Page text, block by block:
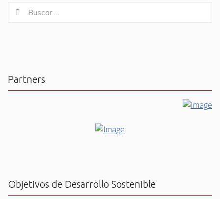
for:
Buscar
Partners
Objetivos de Desarrollo Sostenible